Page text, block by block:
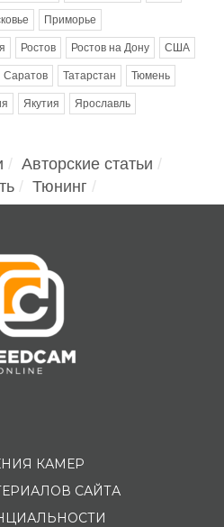
Приморье
Ростов Ростов на Дону США
Саратов Татарстан Тюмень
Якутия Ярославль
Авторские статьи
Тюнинг
КАМЕР
САЙТА